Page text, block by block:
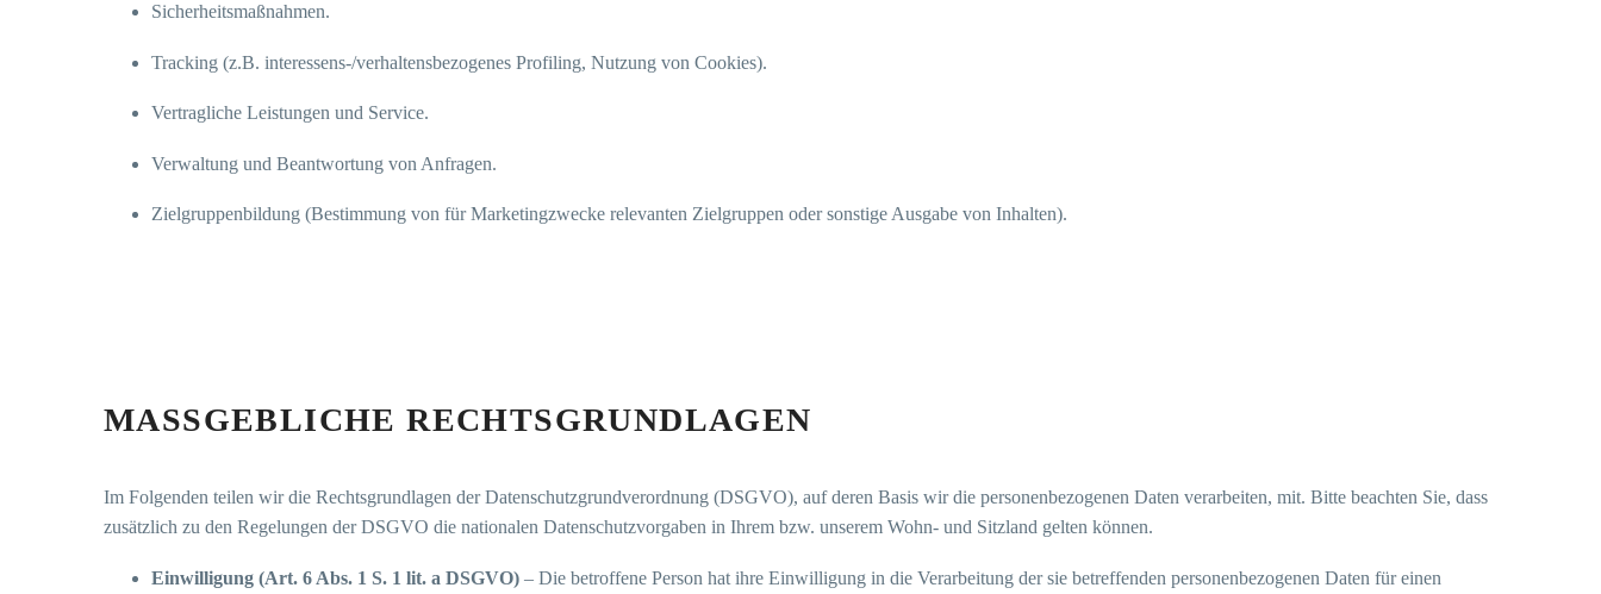
Sicherheitsmaßnahmen.
Tracking (z.B. interessens-/verhaltensbezogenes Profiling, Nutzung von Cookies).
Vertragliche Leistungen und Service.
Verwaltung und Beantwortung von Anfragen.
Zielgruppenbildung (Bestimmung von für Marketingzwecke relevanten Zielgruppen oder sonstige Ausgabe von Inhalten).
MASSGEBLICHE RECHTSGRUNDLAGEN
Im Folgenden teilen wir die Rechtsgrundlagen der Datenschutzgrundverordnung (DSGVO), auf deren Basis wir die personenbezogenen Daten verarbeiten, mit. Bitte beachten Sie, dass
zusätzlich zu den Regelungen der DSGVO die nationalen Datenschutzvorgaben in Ihrem bzw. unserem Wohn- und Sitzland gelten können.
Einwilligung (Art. 6 Abs. 1 S. 1 lit. a DSGVO) – Die betroffene Person hat ihre Einwilligung in die Verarbeitung der sie betreffenden personenbezogenen Daten für einen